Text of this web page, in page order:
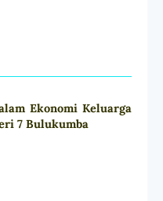
Ekonomi Keluarga
7 Bulukumba